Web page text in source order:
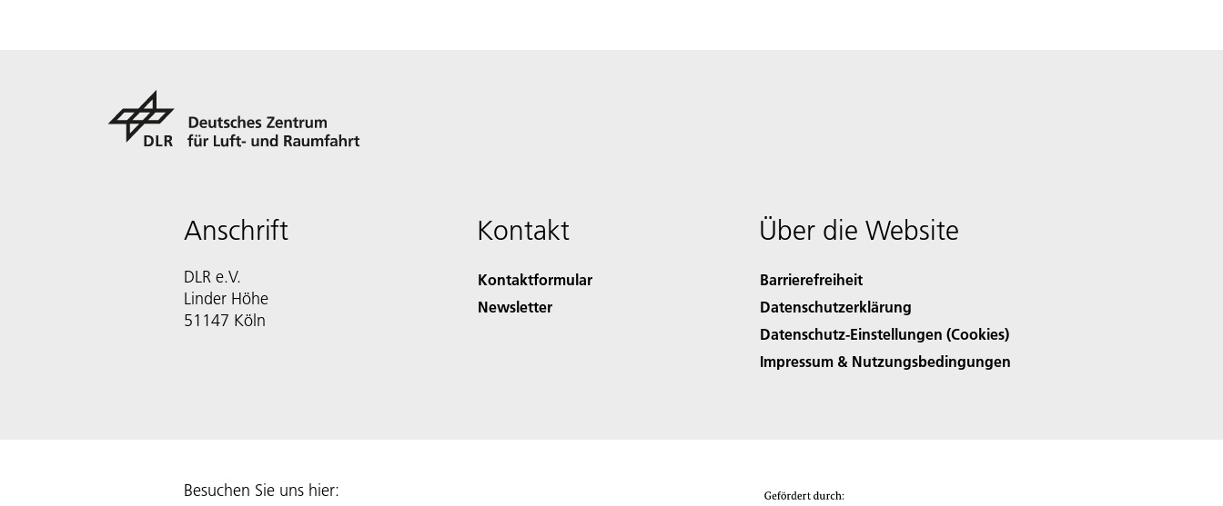
Anschrift
DLR e.V.
Linder Höhe
51147 Köln
Kontakt
Kontaktformular
Newsletter
Über die Website
Barrierefreiheit
Datenschutzerklärung
Datenschutz-Einstellungen (Cookies)
Impressum & Nutzungsbedingungen
Besuchen Sie uns hier: